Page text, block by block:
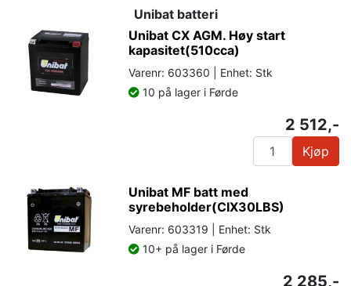
Unibat batteri
Unibat CX AGM. Høy start
kapasitet(510cca)
Varenr: 603360 | Enhet: Stk
10 på lager i Førde
2 512,-
Kjøp
Unibat MF batt med
syrebeholder(CIX30LBS)
Varenr: 603319 | Enhet: Stk
10+ på lager i Førde
2 285,-